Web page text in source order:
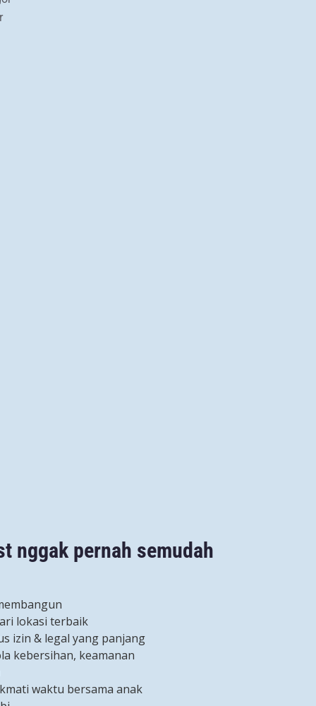
nggak pernah semudah
lokasi terbaik
izin & legal yang panjang
kebersihan, keamanan
waktu bersama anak